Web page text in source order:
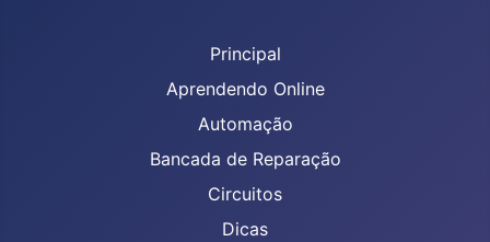
Principal
Aprendendo Online
Automação
Bancada de Reparação
Circuitos
Dicas